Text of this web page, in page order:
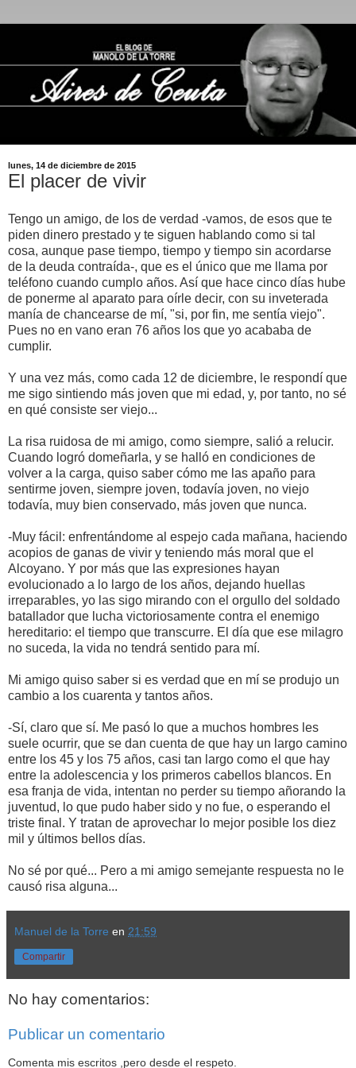
lunes, 14 de diciembre de 2015
El placer de vivir
Tengo un amigo, de los de verdad -vamos, de esos que te
piden dinero prestado y te siguen hablando como si tal
cosa, aunque pase tiempo, tiempo y tiempo sin acordarse
de la deuda contraída-, que es el único que me llama por
teléfono cuando cumplo años. Así que hace cinco días hube
de ponerme al aparato para oírle decir, con su inveterada
manía de chancearse de mí, "si, por fin, me sentía viejo".
Pues no en vano eran 76 años los que yo acababa de
cumplir.
Y una vez más, como cada 12 de diciembre, le respondí que
me sigo sintiendo más joven que mi edad, y, por tanto, no sé
en qué consiste ser viejo...
La risa ruidosa de mi amigo, como siempre, salió a relucir.
Cuando logró domeñarla, y se halló en condiciones de
volver a la carga, quiso saber cómo me las apaño para
sentirme joven, siempre joven, todavía joven, no viejo
todavía, muy bien conservado, más joven que nunca.
-Muy fácil: enfrentándome al espejo cada mañana, haciendo
acopios de ganas de vivir y teniendo más moral que el
Alcoyano. Y por más que las expresiones hayan
evolucionado a lo largo de los años, dejando huellas
irreparables, yo las sigo mirando con el orgullo del soldado
batallador que lucha victoriosamente contra el enemigo
hereditario: el tiempo que transcurre. El día que ese milagro
no suceda, la vida no tendrá sentido para mí.
Mi amigo quiso saber si es verdad que en mí se produjo un
cambio a los cuarenta y tantos años.
-Sí, claro que sí. Me pasó lo que a muchos hombres les
suele ocurrir, que se dan cuenta de que hay un largo camino
entre los 45 y los 75 años, casi tan largo como el que hay
entre la adolescencia y los primeros cabellos blancos. En
esa franja de vida, intentan no perder su tiempo añorando la
juventud, lo que pudo haber sido y no fue, o esperando el
triste final. Y tratan de aprovechar lo mejor posible los diez
mil y últimos bellos días.
No sé por qué... Pero a mi amigo semejante respuesta no le
causó risa alguna...
Manuel de la Torre en 21:59
Compartir
No hay comentarios:
Publicar un comentario
Comenta mis escritos ,pero desde el respeto.